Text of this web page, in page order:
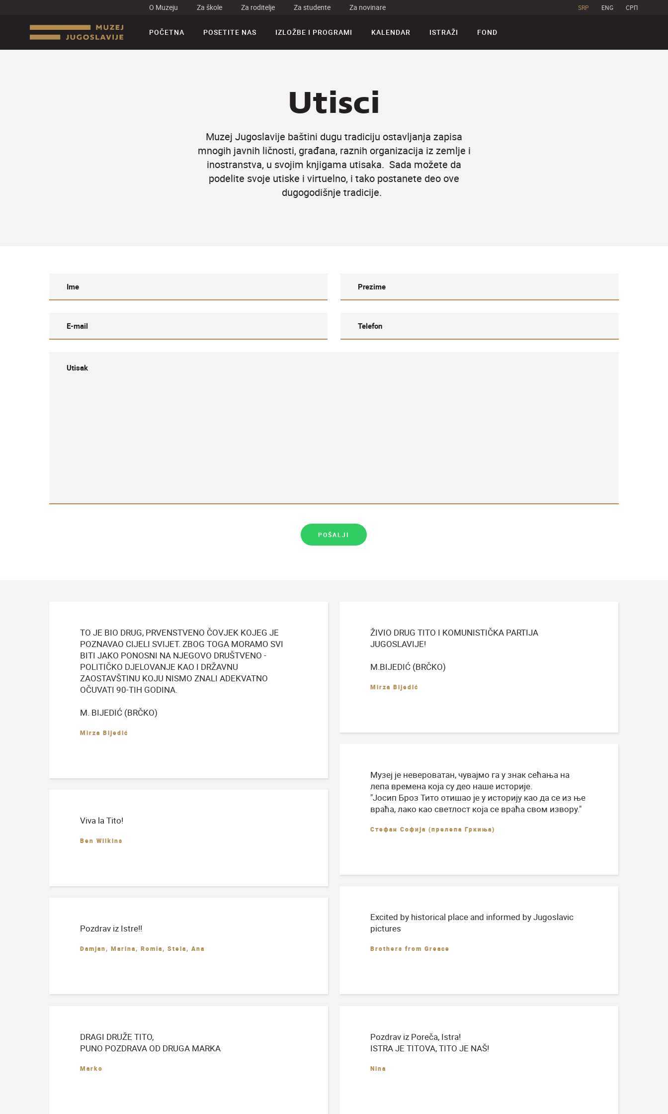
O Muzeju Za škole Za roditelje Za studente Za novinare SRP ENG CPП
POČETNA POSETITE NAS IZLOŽBE I PROGRAMI KALENDAR ISTRAŽI FOND
Utisci
Muzej Jugoslavije baštini dugu tradiciju ostavljanja zapisa
mnogih javnih ličnosti, građana, raznih organizacija iz zemlje i
inostranstva, u svojim knjigama utisaka. Sada možete da
podelite svoje utiske i virtuelno, i tako postanete deo ove
dugogodišnje tradicije.
TO JE BIO DRUG, PRVENSTVENO ČOVJEK KOJEG JE
POZNAVAO CIJELI SVIJET. ZBOG TOGA MORAMO SVI
BITI JAKO PONOSNI NA NJEGOVO DRUŠTVENO -
POLITIČKO DJELOVANJE KAO I DRŽAVNU
ZAOSTAVŠTINU KOJU NISMO ZNALI ADEKVATNO
OČUVATI 90-TIH GODINA.
M. BIJEDIĆ (BRČKO)
Mirza Bijedić
ŽIVIO DRUG TITO I KOMUNISTIČKA PARTIJA
JUGOSLAVIJE!
M.BIJEDIĆ (BRČKO)
Mirza Bijedić
Музеј је невероватан, чувајмо га у знак сећања на
лепа времена која су део наше историје.
"Јосип Броз Тито отишао је у историју као да се из ње
враћа, лако као светлост која се враћа свом извору."
Стефан Софија (прелепа Гркиња)
Viva la Tito!
Ben Wilkins
Excited by historical place and informed by Jugoslavic
pictures
Brothers from Greace
Pozdrav iz Istre!!
Damjan, Marina, Romia, Stela, Ana
DRAGI DRUŽE TITO,
PUNO POZDRAVA OD DRUGA MARKA
Marko
Pozdrav iz Poreča, Istra!
ISTRA JE TITOVA, TITO JE NAŠ!
Nina